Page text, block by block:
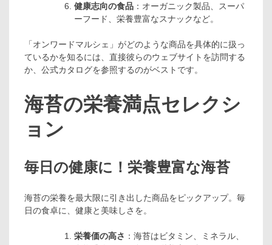
健康志向の食品 ：オーガニック製品、スーパ
ーフード、栄養豊富なスナックなど。
「オンワードマルシェ」がどのような商品を具体的に扱っ
ているかを知るには、直接彼らのウェブサイトを訪問する
か、公式カタログを参照するのがベストです。
海苔の栄養満点セレクシ
ョン
毎日の健康に！栄養豊富な海苔
海苔の栄養を最大限に引き出した商品をピックアップ。毎
日の食卓に、健康と美味しさを。
栄養価の高さ ：海苔はビタミン、ミネラル、